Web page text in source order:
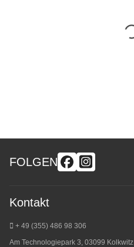
FOLGEN
Kontakt
+ 49 (355) 486 98 306
Am Technologiepark 3, 03099 Kolkwitz